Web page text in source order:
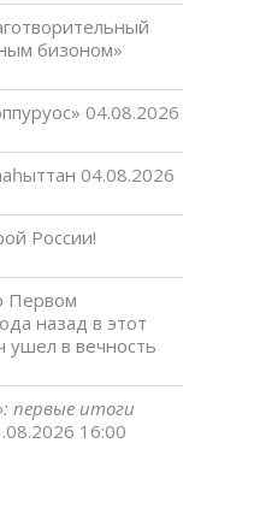
бизоном»
04.08.2026
04.08.2026
России!
Первом
назад в этот
в вечность
первые итоги
16:00